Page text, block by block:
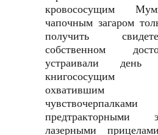
кровососущим
чапочным загаром
получить
собственном
устраивали
книгососущим
лазерными